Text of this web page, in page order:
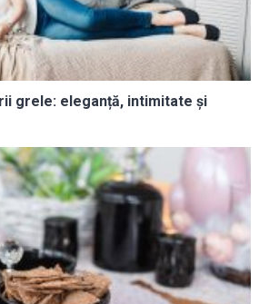
grele: eleganță, intimitate și